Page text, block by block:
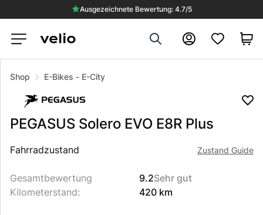
Ausgezeichnete Bewertung: 4.7/5
Search Konto
VERKAUFT
Shop E-Bikes - E-City
PEGASUS Solero EVO E8R Plus
Beschreibung des Produkts
Fahrradzustand Zustand Guide
Gesamtbewertung 9.2Sehr gut
Kilometerstand: 420 km